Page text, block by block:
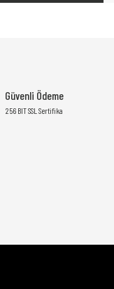
Güvenli Ödeme
256 BIT SSL Sertifika